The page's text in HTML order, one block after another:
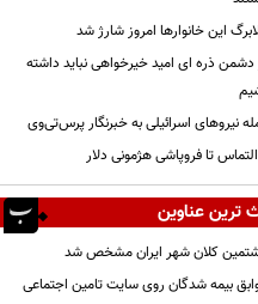
این خانوارها امروز شارژ شد
دشمن ذره ای امید خیرخواهی نباید داشته
نیروهای اسرائیلی به خبرنگار پرس‌تی‌وی
التماس تا فروپاشی هژمونی دلار
ترین عناوین
کلان شهر ایران مشخص شد
بیمه شدگان روی سایت تامین اجتماعی